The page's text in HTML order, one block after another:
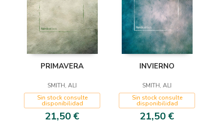
PRIMAVERA
SMITH, ALI
Sin stock consulte
disponibilidad
21,50 €
INVIERNO
SMITH, ALI
Sin stock consulte
disponibilidad
21,50 €